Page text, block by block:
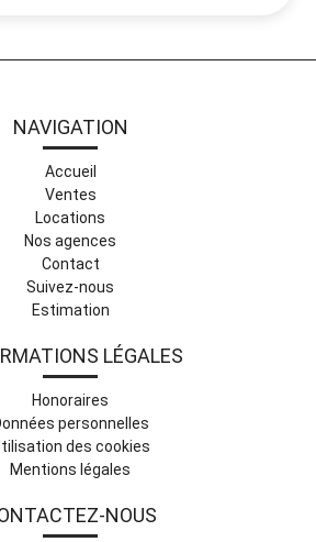
NAVIGATION
Accueil
Ventes
Locations
Nos agences
Contact
Suivez-nous
Estimation
LÉGALES
Honoraires
personnelles
des cookies
Mentions légales
NOUS